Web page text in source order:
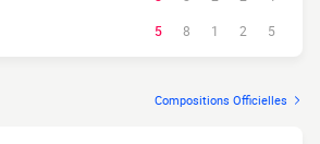
5 8 1 2 5
Compositions Officielles